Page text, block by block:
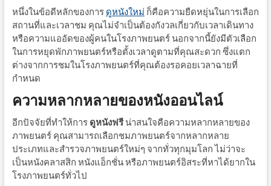
หนึ่งในข้อดีหลักของการ ดูหนังใหม่ ก็คือความยืดหยุ่นในการเลือก
สถานที่และเวลาชม คุณไม่จำเป็นต้องกังวลเกี่ยวกับเวลาเดินทาง
หรือความแออัดของผู้คนในโรงภาพยนตร์ นอกจากนี้ยังมีตัวเลือก
ในการหยุดพักภาพยนตร์หรือตั้งเวลาดูตามที่คุณสะดวก ซึ่งแตก
ต่างจากการชมในโรงภาพยนตร์ที่คุณต้องรอคอยเวลาฉายที่
กำหนด
ความหลากหลายของหนังออนไลน์
อีกปัจจัยที่ทำให้การ ดูหนังฟรีน่าสนใจคือความหลากหลายของ
ภาพยนตร์ คุณสามารถเลือกชมภาพยนตร์จากหลากหลาย
ประเภทและสำรวจภาพยนตร์ใหม่ๆ จากทั่วทุกมุมโลก ไม่ว่าจะ
เป็นหนังคลาสสิก หนังแอ็กชั่น หรือภาพยนตร์อิสระที่หาได้ยากใน
โรงภาพยนตร์ทั่วไป